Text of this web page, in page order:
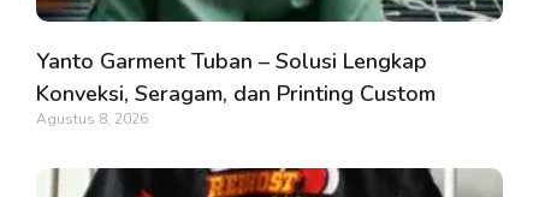
Yanto Garment Tuban – Solusi Lengkap
Konveksi, Seragam, dan Printing Custom
Agustus 8, 2026